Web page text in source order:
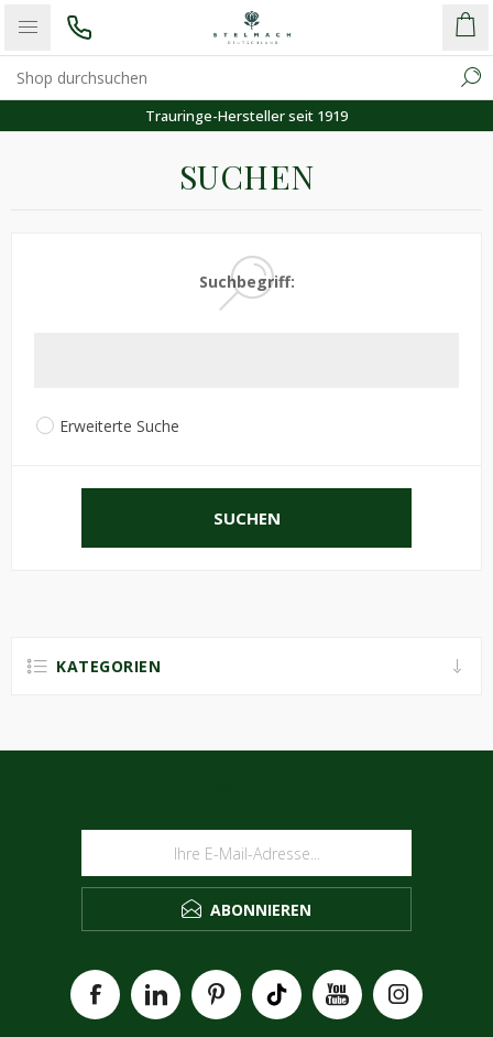
Trauringe-Hersteller seit 1919
SUCHEN
Suchbegriff:
Erweiterte Suche
SUCHEN
KATEGORIEN
ABONNIEREN